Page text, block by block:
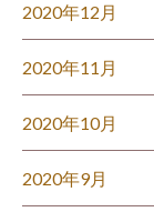
2020年12月
2020年11月
2020年10月
2020年9月